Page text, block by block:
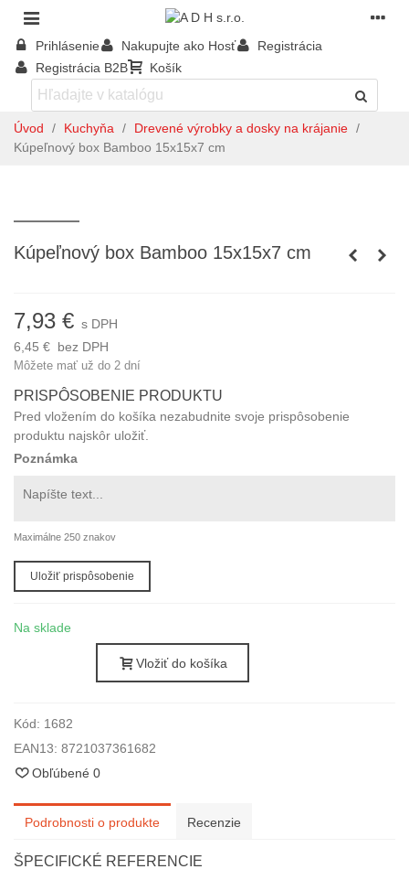
Prihlásenie Nakupujte ako Hosť
Registrácia
Registrácia B2B
Košík
Úvod / Kuchyňa / Drevené výrobky a dosky na krájanie /
Kúpeľnový box Bamboo 15x15x7 cm
Kúpeľnový box Bamboo 15x15x7 cm
7,93 € s DPH
6,45 € bez DPH
Môžete mať už do 2 dní
PRISPÔSOBENIE PRODUKTU
Pred vložením do košíka nezabudnite svoje prispôsobenie
produktu najskôr uložiť.
Poznámka
Maximálne 250 znakov
Uložiť prispôsobenie
Na sklade
Vložiť do košíka
Kód: 1682
EAN13: 8721037361682
Obľúbené 0
Podrobnosti o produkte Recenzie
ŠPECIFICKÉ REFERENCIE